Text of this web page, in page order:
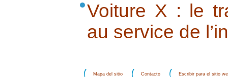
Voiture X : le
au service de
Mapa del sitio Contacto Escribir para el sitio